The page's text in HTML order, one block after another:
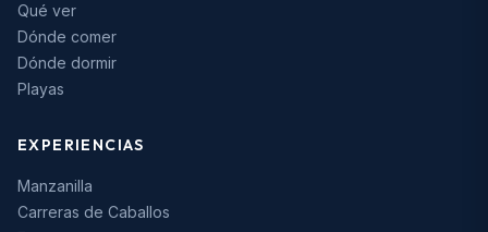
Qué ver
Dónde comer
Dónde dormir
Playas
EXPERIENCIAS
Manzanilla
Carreras de Caballos